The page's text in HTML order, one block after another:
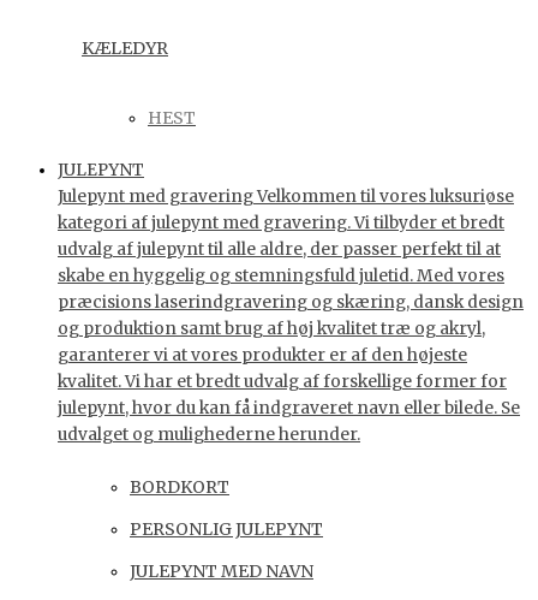
KÆLEDYR
HEST
JULEPYNT
Julepynt med gravering Velkommen til vores luksuriøse
kategori af julepynt med gravering. Vi tilbyder et bredt
udvalg af julepynt til alle aldre, der passer perfekt til at
skabe en hyggelig og stemningsfuld juletid. Med vores
præcisions laserindgravering og skæring, dansk design
og produktion samt brug af høj kvalitet træ og akryl,
garanterer vi at vores produkter er af den højeste
kvalitet. Vi har et bredt udvalg af forskellige former for
julepynt, hvor du kan få indgraveret navn eller bilede. Se
udvalget og mulighederne herunder.
BORDKORT
PERSONLIG JULEPYNT
JULEPYNT MED NAVN